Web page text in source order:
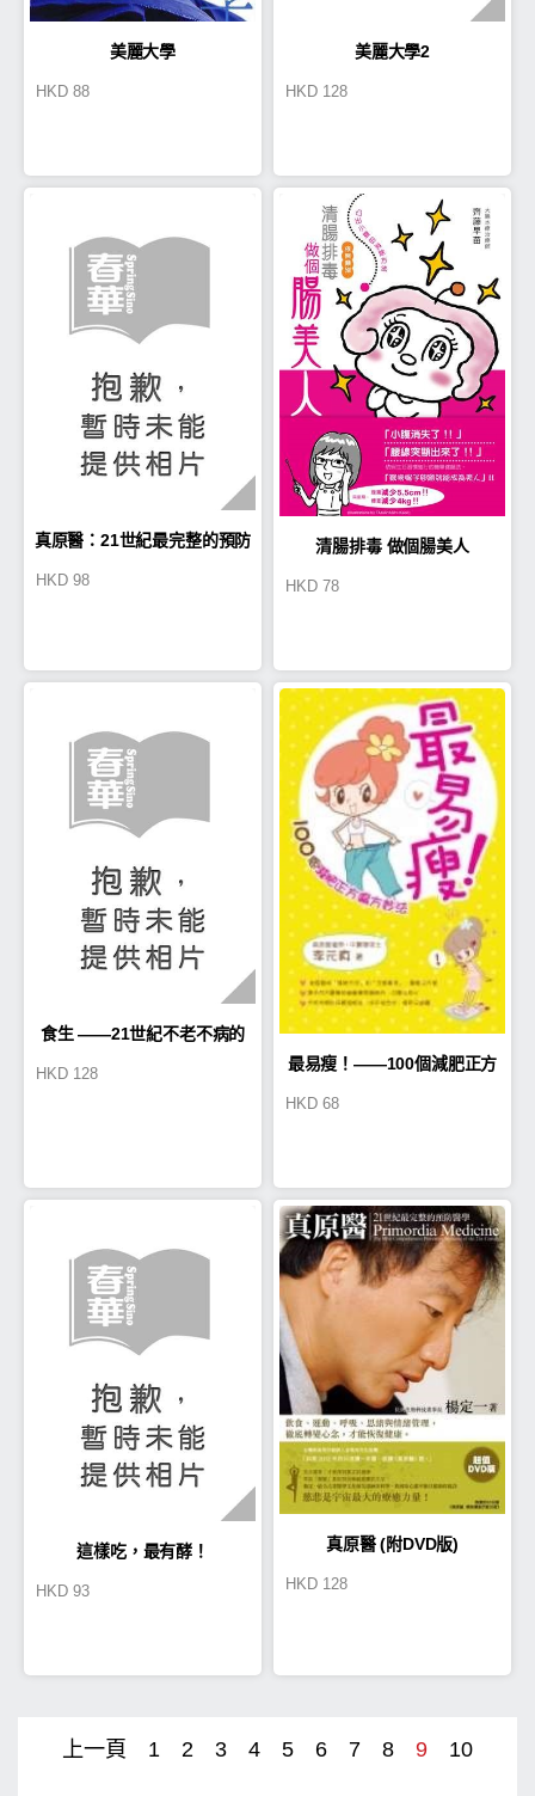
美麗大學
HKD 88
美麗大學2
HKD 128
真原醫：21世紀最完整的預防
HKD 98
清腸排毒 做個腸美人
HKD 78
食生 ——21世紀不老不病的
HKD 128
最易瘦！——100個減肥正方
HKD 68
這樣吃，最有酵！
HKD 93
真原醫 (附DVD版)
HKD 128
上一頁 1 2 3 4 5 6 7 8 9 10